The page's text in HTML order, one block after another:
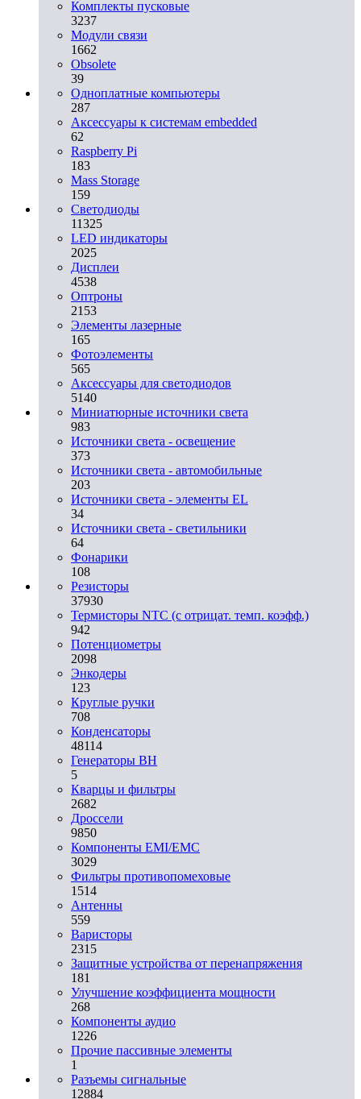
Комплекты пусковые
3237
Модули связи
1662
Obsolete
39
Одноплатные компьютеры
287
Аксессуары к системам embedded
62
Raspberry Pi
183
Mass Storage
159
Светодиоды
11325
LED индикаторы
2025
Дисплеи
4538
Оптроны
2153
Элементы лазерные
165
Фотоэлементы
565
Аксессуары для светодиодов
5140
Миниатюрные источники света
983
Источники света - освещение
373
Источники света - автомобильные
203
Источники света - элементы EL
34
Источники света - светильники
64
Фонарики
108
Резисторы
37930
Термисторы NTC (с отрицат. темп. коэфф.)
942
Потенциометры
2098
Энкодеры
123
Круглые ручки
708
Конденсаторы
48114
Генераторы ВН
5
Кварцы и фильтры
2682
Дроссели
9850
Компоненты EMI/EMC
3029
Фильтры противопомеховые
1514
Антенны
559
Варисторы
2315
Защитные устройства от перенапряжения
181
Улучшение коэффициента мощности
268
Компоненты аудио
1226
Прочие пассивные элементы
1
Разъeмы сигнальные
12884